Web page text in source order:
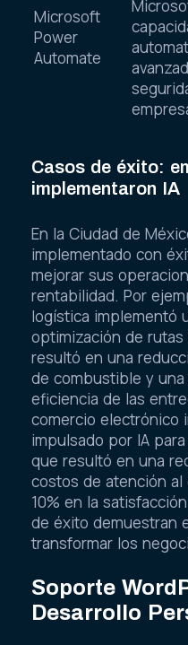
Microsoft
Power
Automate
Casos de éxito:
implementaron IA
En la Ciudad de
implementado con
mejorar sus
rentabilidad. Por
logística implementó
optimización de
resultó en una
de combustible y una
eficiencia de las
comercio electrónico
impulsado por IA
que resultó en una
costos de atención
10% en la
de éxito demuestran
transformar los
Soporte
Desarrollo